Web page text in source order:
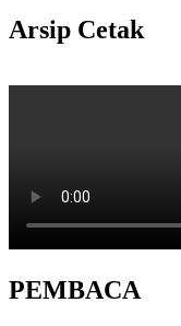
Arsip Cetak
PEMBACA